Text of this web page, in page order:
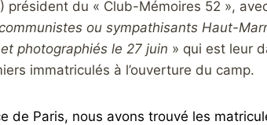
président du « Club-Mémoires 52 »,
ou sympathisants Haut-
photographiés le 27 juin » qui est leur
immatriculés à l’ouverture du camp.
de Paris, nous avons trouvé les